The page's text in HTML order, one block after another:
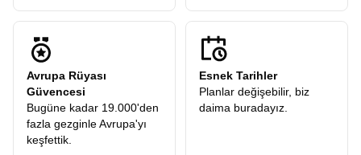
Avrupa Rüyası
Güvencesi
Bugüne kadar 19.000'den
fazla gezginle Avrupa'yı
keşfettik.
Esnek Tarihler
Planlar değişebilir, biz
daima buradayız.